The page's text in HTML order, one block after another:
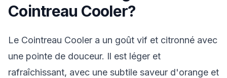
Cointreau Cooler?
Le Cointreau Cooler a un goût vif et citronné avec
une pointe de douceur. Il est léger et
rafraîchissant, avec une subtile saveur d'orange et